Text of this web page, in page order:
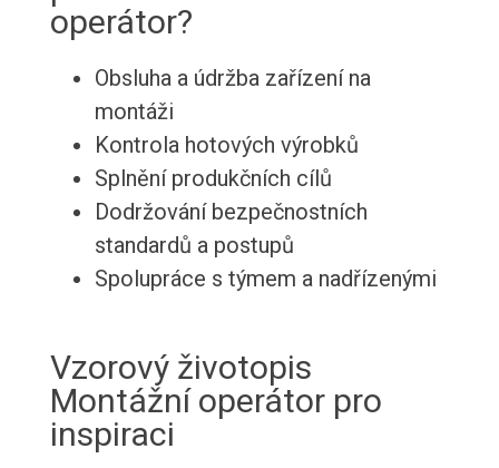
operátor?
Obsluha a údržba zařízení na
montáži
Kontrola hotových výrobků
Splnění produkčních cílů
Dodržování bezpečnostních
standardů a postupů
Spolupráce s týmem a nadřízenými
Vzorový životopis
Montážní operátor pro
inspiraci